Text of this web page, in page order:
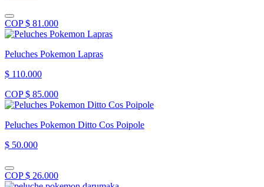
COP $ 81.000
Peluches Pokemon Lapras
$ 110.000
COP $ 85.000
Peluches Pokemon Ditto Cos Poipole
$ 50.000
COP $ 26.000